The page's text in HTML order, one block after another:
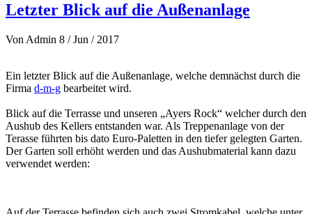
Letzter Blick auf die Außenanlage
Von Admin 8 / Jun / 2017
Ein letzter Blick auf die Außenanlage, welche demnächst durch die
Firma d-m-g bearbeitet wird.
Blick auf die Terrasse und unseren „Ayers Rock“ welcher durch den
Aushub des Kellers entstanden war. Als Treppenanlage von der
Terasse führten bis dato Euro-Paletten in den tiefer gelegten Garten.
Der Garten soll erhöht werden und das Aushubmaterial kann dazu
verwendet werden: